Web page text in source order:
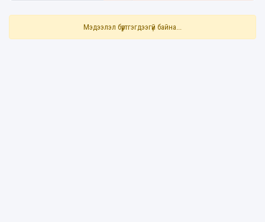
Мэдээлэл бүртгэгдээгүй байна...